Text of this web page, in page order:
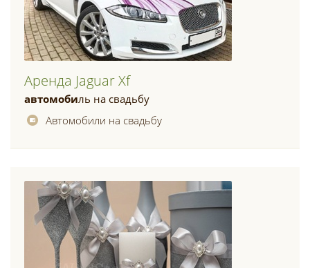
Аренда Jaguar Xf
автомобиль на свадьбу
Автомобили на свадьбу